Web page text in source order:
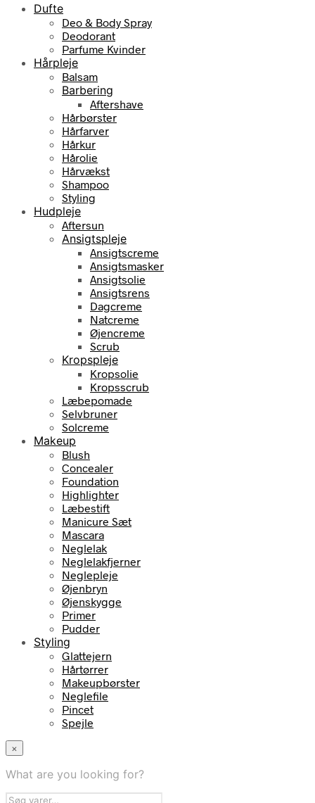
Dufte
Deo & Body Spray
Deodorant
Parfume Kvinder
Hårpleje
Balsam
Barbering
Aftershave
Hårbørster
Hårfarver
Hårkur
Hårolie
Hårvækst
Shampoo
Styling
Hudpleje
Aftersun
Ansigtspleje
Ansigtscreme
Ansigtsmasker
Ansigtsolie
Ansigtsrens
Dagcreme
Natcreme
Øjencreme
Scrub
Kropspleje
Kropsolie
Kropsscrub
Læbepomade
Selvbruner
Solcreme
Makeup
Blush
Concealer
Foundation
Highlighter
Læbestift
Manicure Sæt
Mascara
Neglelak
Neglelakfjerner
Neglepleje
Øjenbryn
Øjenskygge
Primer
Pudder
Styling
Glattejern
Hårtørrer
Makeupbørster
Neglefile
Pincet
Spejle
×
What are you looking for?